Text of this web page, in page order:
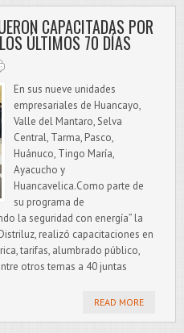
CAPACITADAS POR
ÚLTIMOS 70 DÍAS
En sus nueve unidades
empresariales de Huancayo,
Valle del Mantaro, Selva
Central, Tarma, Pasco,
Huánuco, Tingo María,
Ayacucho y
Huancavelica.Como parte de
su programa de
la seguridad con energía” la
realizó capacitaciones en
tarifas, alumbrado público,
otros temas a 40 juntas
READ MORE